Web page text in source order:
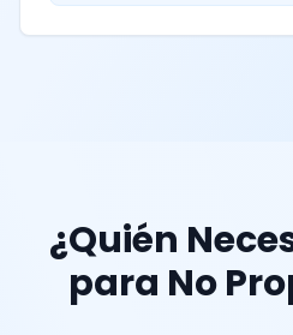
¿Quién
para No